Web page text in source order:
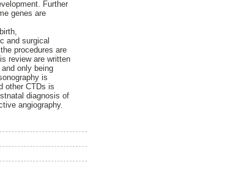
Further
genes are
and surgical
procedures are
review are written
only being
is
other CTDs is
diagnosis of
angiography.